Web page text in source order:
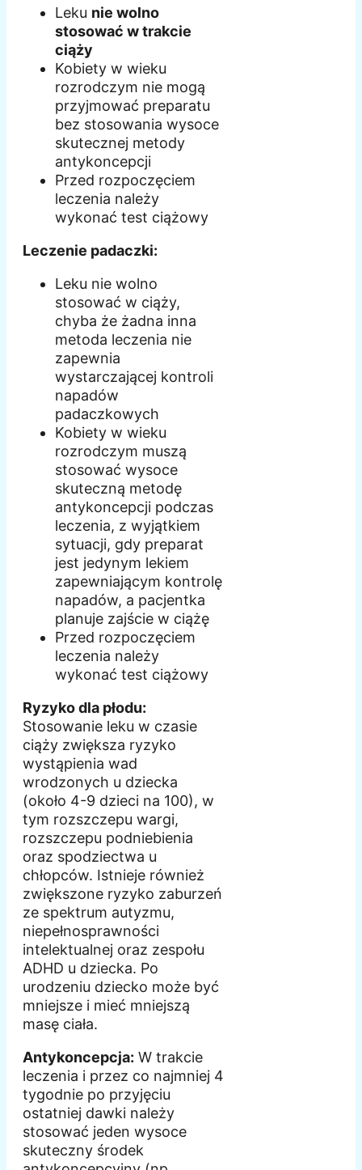
Leku nie wolno
stosować w trakcie
ciąży
Kobiety w wieku
rozrodczym nie mogą
przyjmować preparatu
bez stosowania wysoce
skutecznej metody
antykoncepcji
Przed rozpoczęciem
leczenia należy
wykonać test ciążowy
Leczenie padaczki:
Leku nie wolno
stosować w ciąży,
chyba że żadna inna
metoda leczenia nie
zapewnia
wystarczającej kontroli
napadów
padaczkowych
Kobiety w wieku
rozrodczym muszą
stosować wysoce
skuteczną metodę
antykoncepcji podczas
leczenia, z wyjątkiem
sytuacji, gdy preparat
jest jedynym lekiem
zapewniającym kontrolę
napadów, a pacjentka
planuje zajście w ciążę
Przed rozpoczęciem
leczenia należy
wykonać test ciążowy
Ryzyko dla płodu:
Stosowanie leku w czasie
ciąży zwiększa ryzyko
wystąpienia wad
wrodzonych u dziecka
(około 4-9 dzieci na 100), w
tym rozszczepu wargi,
rozszczepu podniebienia
oraz spodziectwa u
chłopców. Istnieje również
zwiększone ryzyko zaburzeń
ze spektrum autyzmu,
niepełnosprawności
intelektualnej oraz zespołu
ADHD u dziecka. Po
urodzeniu dziecko może być
mniejsze i mieć mniejszą
masę ciała.
Antykoncepcja: W trakcie
leczenia i przez co najmniej 4
tygodnie po przyjęciu
ostatniej dawki należy
stosować jeden wysoce
skuteczny środek